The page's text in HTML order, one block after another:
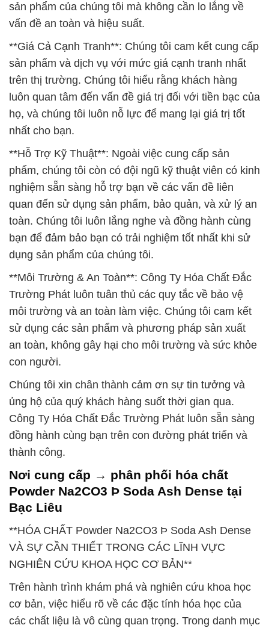
sản phẩm của chúng tôi mà không cần lo lắng về
vấn đề an toàn và hiệu suất.
**Giá Cả Cạnh Tranh**: Chúng tôi cam kết cung cấp
sản phẩm và dịch vụ với mức giá cạnh tranh nhất
trên thị trường. Chúng tôi hiểu rằng khách hàng
luôn quan tâm đến vấn đề giá trị đối với tiền bạc của
họ, và chúng tôi luôn nỗ lực để mang lại giá trị tốt
nhất cho bạn.
**Hỗ Trợ Kỹ Thuật**: Ngoài việc cung cấp sản
phẩm, chúng tôi còn có đội ngũ kỹ thuật viên có kinh
nghiệm sẵn sàng hỗ trợ bạn về các vấn đề liên
quan đến sử dụng sản phẩm, bảo quản, và xử lý an
toàn. Chúng tôi luôn lắng nghe và đồng hành cùng
bạn để đảm bảo bạn có trải nghiệm tốt nhất khi sử
dụng sản phẩm của chúng tôi.
**Môi Trường & An Toàn**: Công Ty Hóa Chất Đắc
Trường Phát luôn tuân thủ các quy tắc về bảo vệ
môi trường và an toàn làm việc. Chúng tôi cam kết
sử dụng các sản phẩm và phương pháp sản xuất
an toàn, không gây hại cho môi trường và sức khỏe
con người.
Chúng tôi xin chân thành cảm ơn sự tin tưởng và
ủng hộ của quý khách hàng suốt thời gian qua.
Công Ty Hóa Chất Đắc Trường Phát luôn sẵn sàng
đồng hành cùng bạn trên con đường phát triển và
thành công.
Nơi cung cấp → phân phối hóa chất
Powder Na2CO3 Þ Soda Ash Dense tại
Bạc Liêu
**HÓA CHẤT Powder Na2CO3 Þ Soda Ash Dense
VÀ SỰ CẦN THIẾT TRONG CÁC LĨNH VỰC
NGHIÊN CỨU KHOA HỌC CƠ BẢN**
Trên hành trình khám phá và nghiên cứu khoa học
cơ bản, việc hiểu rõ về các đặc tính hóa học của
các chất liệu là vô cùng quan trọng. Trong danh mục